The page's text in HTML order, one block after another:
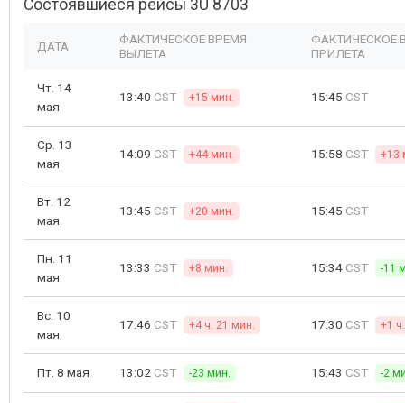
Состоявшиеся рейсы 3U 8703
ДАТА
ФАКТИЧЕСКОЕ ВРЕМЯ
ВЫЛЕТА
ФАКТИЧЕСКОЕ
ПРИЛЕТА
Чт. 14
мая
13:40 CST +15 мин. 15:45 CST
Ср. 13
мая
14:09 CST +44 мин. 15:58 CST +13
Вт. 12
мая
13:45 CST +20 мин. 15:45 CST
Пн. 11
мая
13:33 CST +8 мин. 15:34 CST -11
Вс. 10
мая
17:46 CST +4 ч. 21 мин. 17:30 CST +1
Пт. 8 мая 13:02 CST -23 мин. 15:43 CST -2